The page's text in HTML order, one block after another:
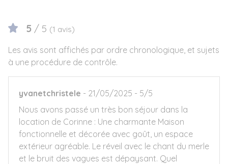
5 / 5 (1 avis)
Les avis sont affichés par ordre chronologique, et sujets
à une procédure de contrôle.
yvanetchristele 21/05/2025
5/5
Nous avons passé un très bon séjour dans la
location de Corinne : Une charmante Maison
fonctionnelle et décorée avec goût, un espace
extérieur agréable. Le réveil avec le chant du merle
et le bruit des vagues est dépaysant. Quel